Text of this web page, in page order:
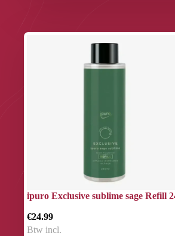
ipuro Exclusive sublime sage Refill
€24.99
Btw incl.